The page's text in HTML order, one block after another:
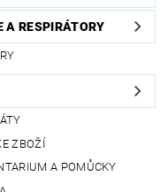
A RESPIRÁTORY
ZBOŽÍ
A POMŮCKY